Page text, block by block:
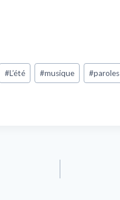
#L’été #musique #paroles